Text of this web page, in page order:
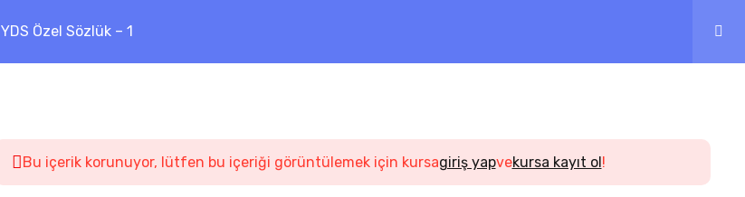
YDS Özel Sözlük – 1
Bu içerik korunuyor, lütfen bu içeriği görüntülemek için kursagiriş yapvekursa kayıt ol!